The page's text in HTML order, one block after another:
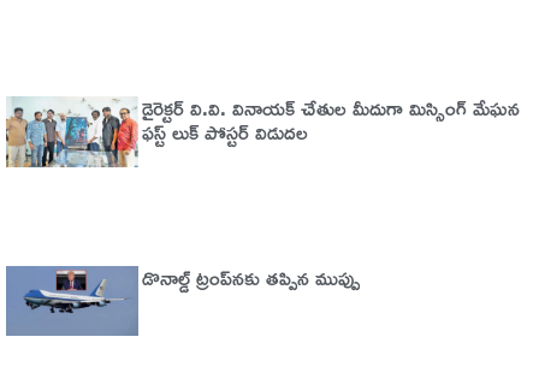
డైరెక్టర్ వి.వి. వినాయక్ చేతుల మీదుగా మిస్సింగ్ మేఘన
ఫస్ట్ లుక్ పోస్టర్ విడుదల
డొనాల్డ్ ట్రంప్‌నకు తప్పిన ముప్పు